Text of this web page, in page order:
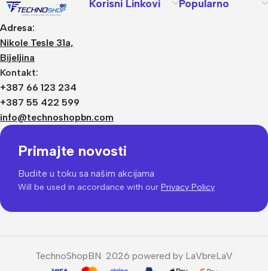
Adresa:
Nikole Tesle 31a,
Bijeljina
Kontakt:
+387 66 123 234
+387 55 422 599
info@technoshopbn.com
Korisni Linkovi Popularno
Primajte novosti
Budite u toku sa našim akcijama
Will be used in accordance with our Privacy Policy
TechnoShopBN 2026 powered by LaVbreLaV